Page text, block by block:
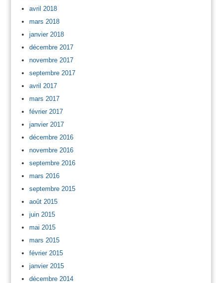
avril 2018
mars 2018
janvier 2018
décembre 2017
novembre 2017
septembre 2017
avril 2017
mars 2017
février 2017
janvier 2017
décembre 2016
novembre 2016
septembre 2016
mars 2016
septembre 2015
août 2015
juin 2015
mai 2015
mars 2015
février 2015
janvier 2015
décembre 2014